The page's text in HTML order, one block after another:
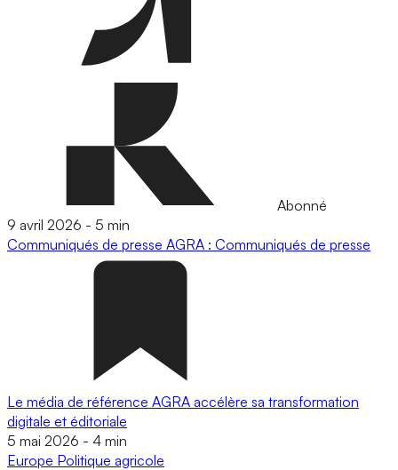
Abonné
9 avril 2026 - 5 min
Communiqués de presse AGRA : Communiqués de presse
Le média de référence AGRA accélère sa transformation
digitale et éditoriale
5 mai 2026 - 4 min
Europe Politique agricole